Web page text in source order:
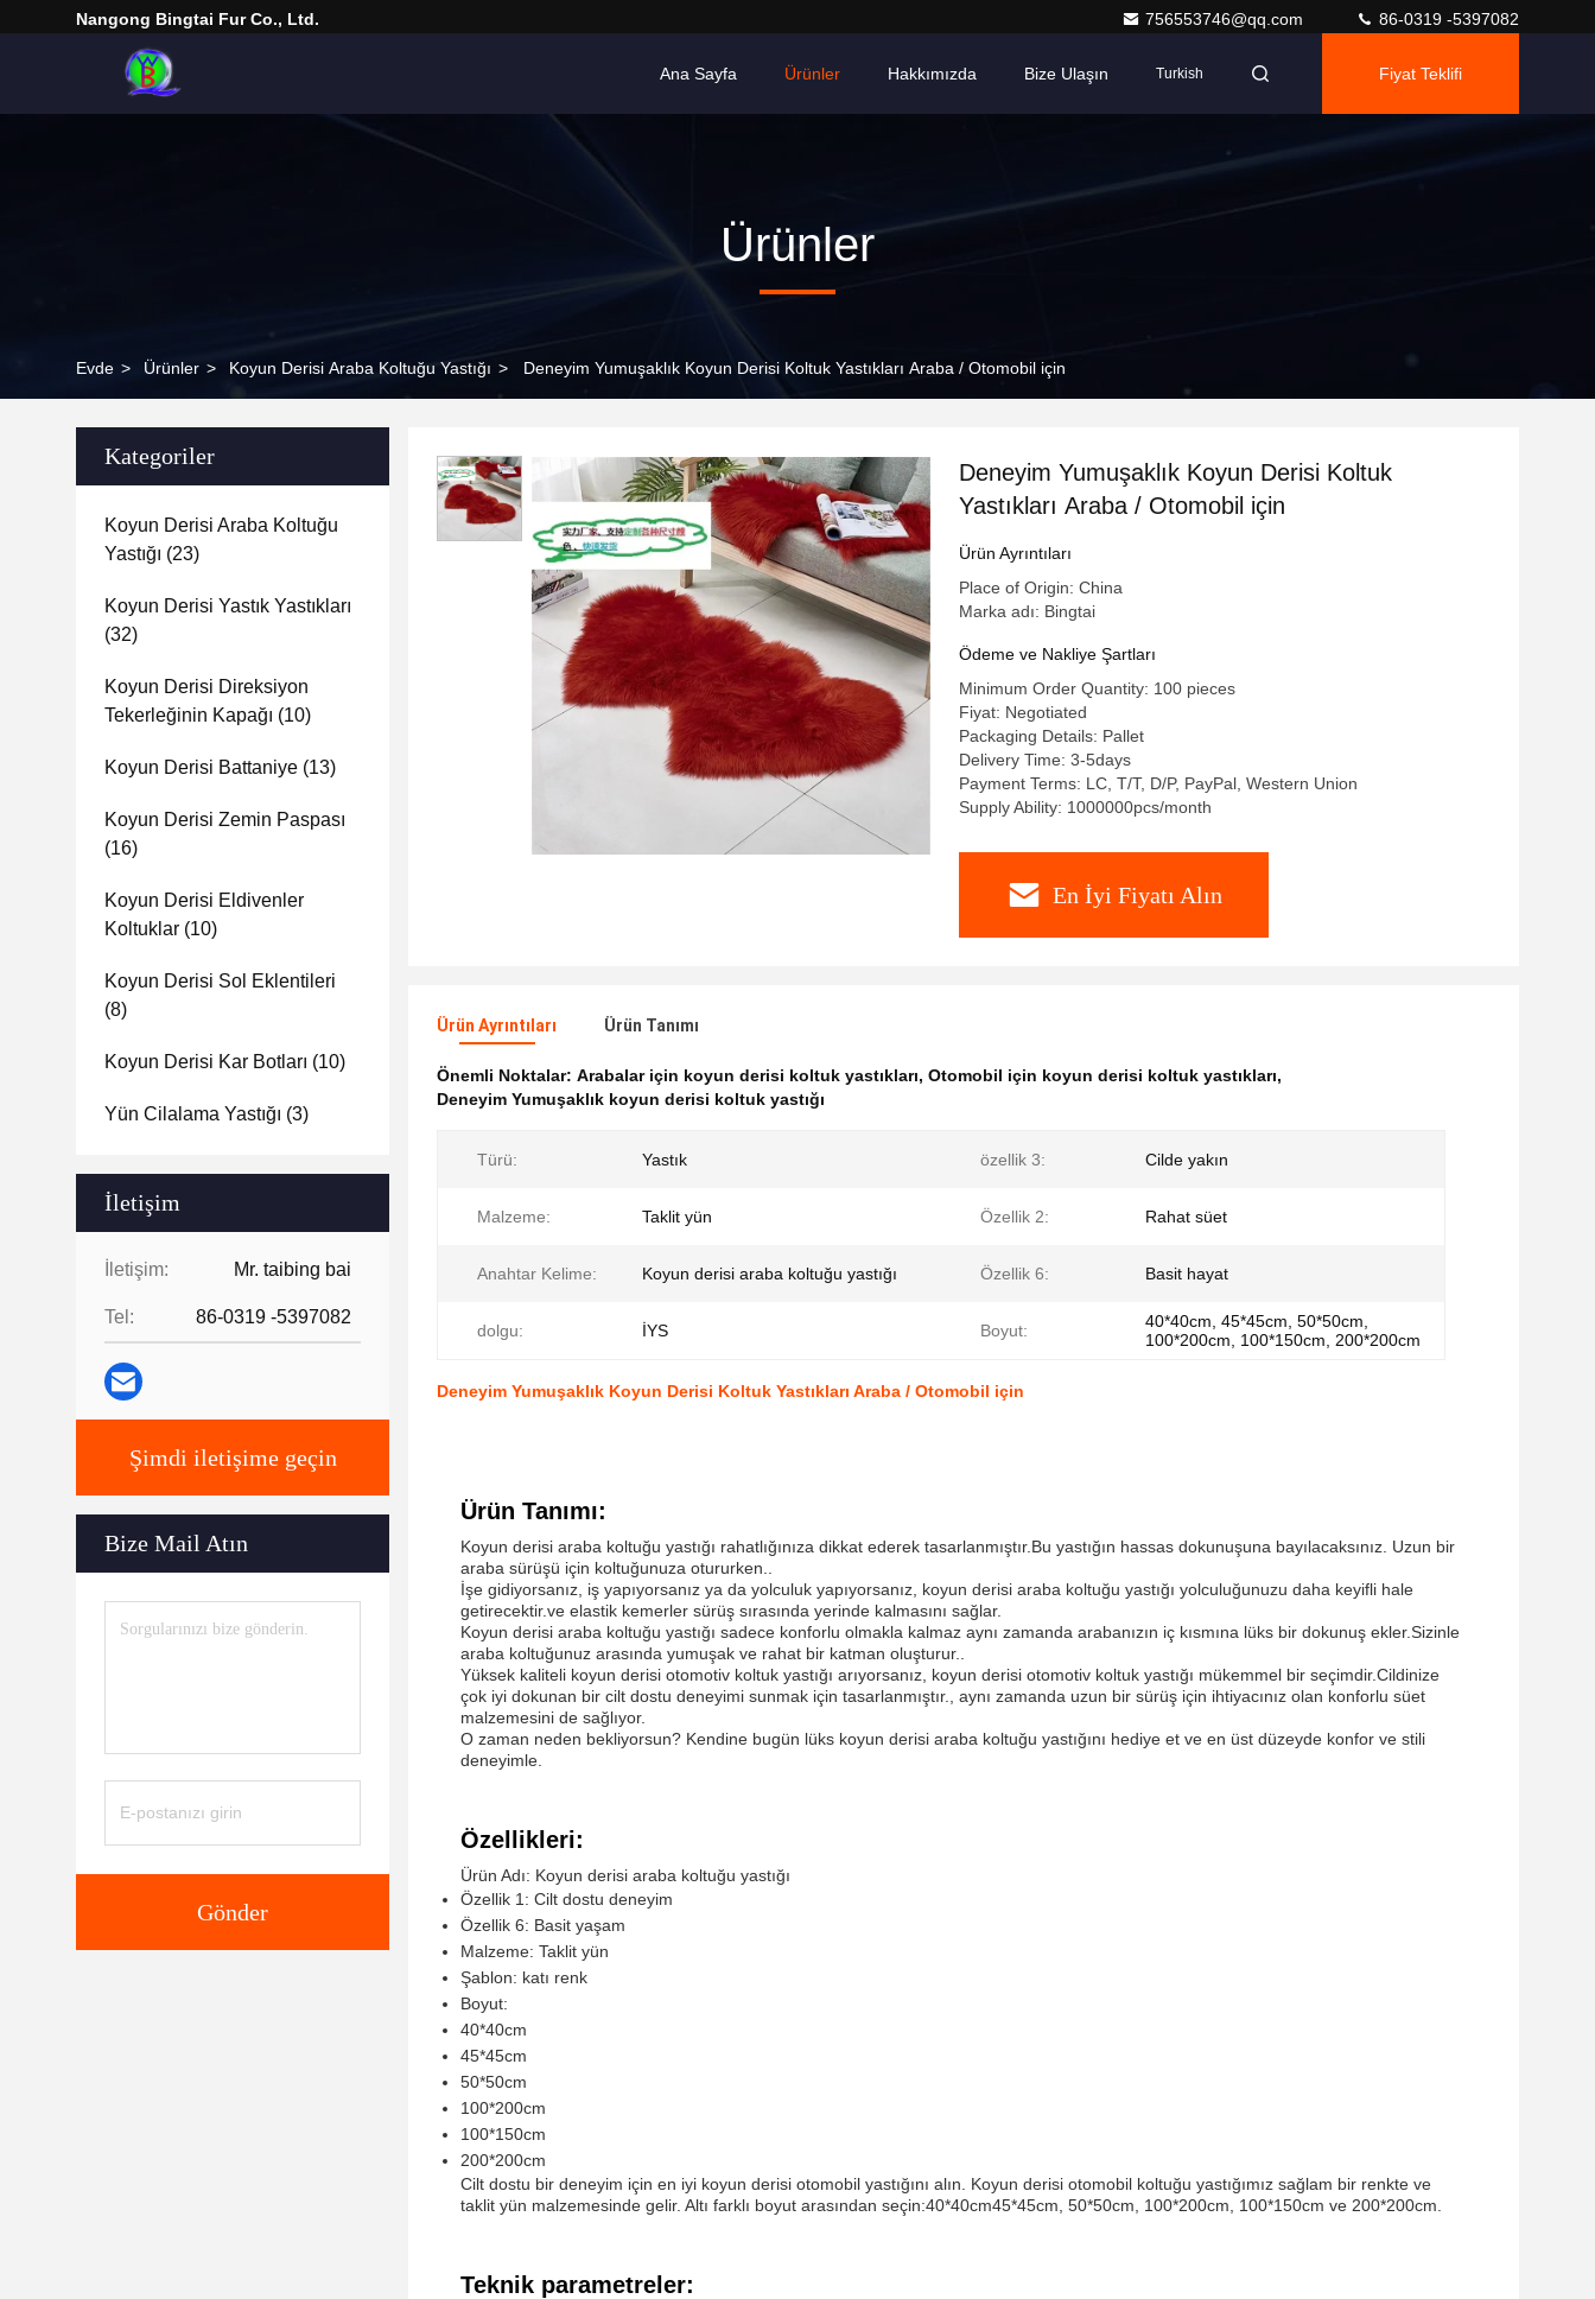
Nangong Bingtai Fur Co., Ltd. 756553746@qq.com 86-0319 -5397082
Ana Sayfa Ürünler Hakkımızda Bize Ulaşın Turkish Fiyat Teklifi
Ürünler
Evde > Ürünler > Koyun Derisi Araba Koltuğu Yastığı > Deneyim Yumuşaklık Koyun Derisi Koltuk Yastıkları Araba / Otomobil için
Kategoriler
Koyun Derisi Araba Koltuğu
Yastığı (23)
Koyun Derisi Yastık Yastıkları
(32)
Koyun Derisi Direksiyon
Tekerleğinin Kapağı (10)
Koyun Derisi Battaniye (13)
Koyun Derisi Zemin Paspası
(16)
Koyun Derisi Eldivenler
Koltuklar (10)
Koyun Derisi Sol Eklentileri
(8)
Koyun Derisi Kar Botları (10)
Yün Cilalama Yastığı (3)
İletişim
İletişim: Mr. taibing bai
Tel: 86-0319 -5397082
Şimdi iletişime geçin
Bize Mail Atın
Gönder
Deneyim Yumuşaklık Koyun Derisi Koltuk
Yastıkları Araba / Otomobil için
Ürün Ayrıntıları
Place of Origin: China
Marka adı: Bingtai
Ödeme ve Nakliye Şartları
Minimum Order Quantity: 100 pieces
Fiyat: Negotiated
Packaging Details: Pallet
Delivery Time: 3-5days
Payment Terms: LC, T/T, D/P, PayPal, Western Union
Supply Ability: 1000000pcs/month
En İyi Fiyatı Alın
Ürün Ayrıntıları Ürün Tanımı
Önemli Noktalar: Arabalar için koyun derisi koltuk yastıkları, Otomobil için koyun derisi koltuk yastıkları,
Deneyim Yumuşaklık koyun derisi koltuk yastığı
Türü: Yastık özellik 3: Cilde yakın
Malzeme: Taklit yün Özellik 2: Rahat süet
Anahtar Kelime: Koyun derisi araba koltuğu yastığı Özellik 6: Basit hayat
dolgu: İYS Boyut:
40*40cm, 45*45cm, 50*50cm,
100*200cm, 100*150cm, 200*200cm
Deneyim Yumuşaklık Koyun Derisi Koltuk Yastıkları Araba / Otomobil için
Ürün Tanımı:
Koyun derisi araba koltuğu yastığı rahatlığınıza dikkat ederek tasarlanmıştır.Bu yastığın hassas dokunuşuna bayılacaksınız. Uzun bir
araba sürüşü için koltuğunuza otururken..
İşe gidiyorsanız, iş yapıyorsanız ya da yolculuk yapıyorsanız, koyun derisi araba koltuğu yastığı yolculuğunuzu daha keyifli hale
getirecektir.ve elastik kemerler sürüş sırasında yerinde kalmasını sağlar.
Koyun derisi araba koltuğu yastığı sadece konforlu olmakla kalmaz aynı zamanda arabanızın iç kısmına lüks bir dokunuş ekler.Sizinle
araba koltuğunuz arasında yumuşak ve rahat bir katman oluşturur..
Yüksek kaliteli koyun derisi otomotiv koltuk yastığı arıyorsanız, koyun derisi otomotiv koltuk yastığı mükemmel bir seçimdir.Cildinize
çok iyi dokunan bir cilt dostu deneyimi sunmak için tasarlanmıştır., aynı zamanda uzun bir sürüş için ihtiyacınız olan konforlu süet
malzemesini de sağlıyor.
O zaman neden bekliyorsun? Kendine bugün lüks koyun derisi araba koltuğu yastığını hediye et ve en üst düzeyde konfor ve stili
deneyimle.
Özellikleri:
Ürün Adı: Koyun derisi araba koltuğu yastığı
Özellik 1: Cilt dostu deneyim
Özellik 6: Basit yaşam
Malzeme: Taklit yün
Şablon: katı renk
Boyut:
40*40cm
45*45cm
50*50cm
100*200cm
100*150cm
200*200cm
Cilt dostu bir deneyim için en iyi koyun derisi otomobil yastığını alın. Koyun derisi otomobil koltuğu yastığımız sağlam bir renkte ve
taklit yün malzemesinde gelir. Altı farklı boyut arasından seçin:40*40cm45*45cm, 50*50cm, 100*200cm, 100*150cm ve 200*200cm.
Teknik parametreler: